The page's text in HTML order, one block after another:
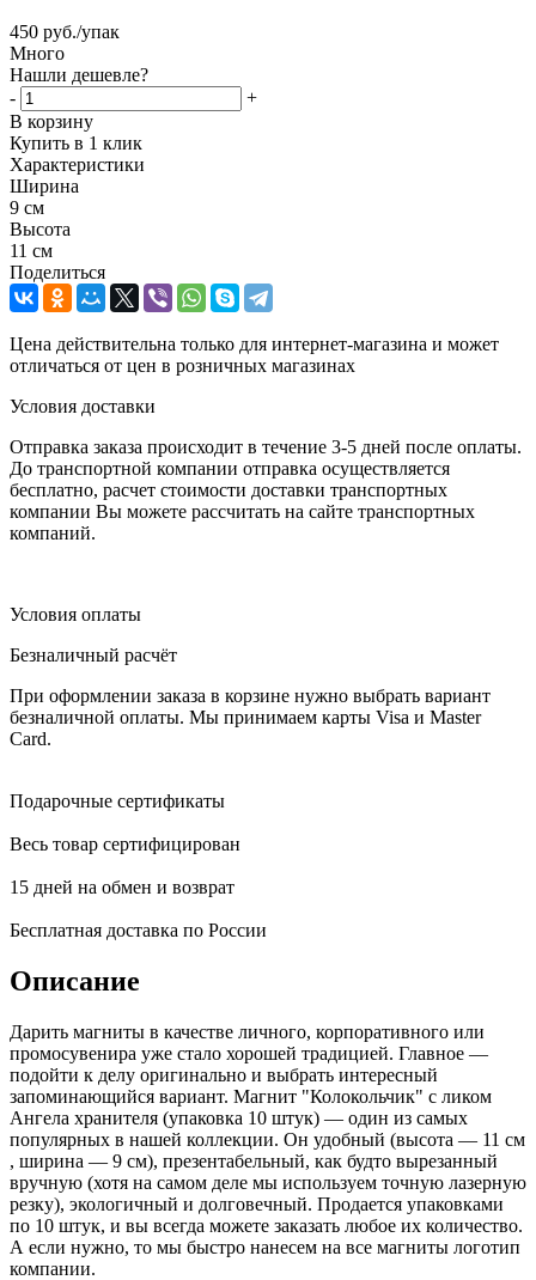
450 руб./упак
Много
Нашли дешевле?
-
+
В корзину
Купить в 1 клик
Характеристики
Ширина
9 см
Высота
11 см
Поделиться
Цена действительна только для интернет-магазина и может
отличаться от цен в розничных магазинах
Условия доставки
Отправка заказа происходит в течение 3-5 дней после оплаты.
До транспортной компании отправка осуществляется
бесплатно, расчет стоимости доставки транспортных
компании Вы можете рассчитать на сайте транспортных
компаний.
Условия оплаты
Безналичный расчёт
При оформлении заказа в корзине нужно выбрать вариант
безналичной оплаты. Мы принимаем карты Visa и Master
Card.
Подарочные сертификаты
Весь товар сертифицирован
15 дней на обмен и возврат
Бесплатная доставка по России
Описание
Дарить магниты в качестве личного, корпоративного или
промосувенира уже стало хорошей традицией. Главное —
подойти к делу оригинально и выбрать интересный
запоминающийся вариант. Магнит "Колокольчик" с ликом
Ангела хранителя (упаковка 10 штук) — один из самых
популярных в нашей коллекции. Он удобный (высота — 11 см
, ширина — 9 см), презентабельный, как будто вырезанный
вручную (хотя на самом деле мы используем точную лазерную
резку), экологичный и долговечный. Продается упаковками
по 10 штук, и вы всегда можете заказать любое их количество.
А если нужно, то мы быстро нанесем на все магниты логотип
компании.